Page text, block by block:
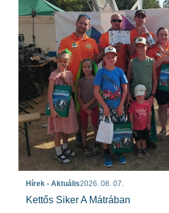
Hírek - Aktuális2026. 08. 07.
Kettős Siker A Mátrában